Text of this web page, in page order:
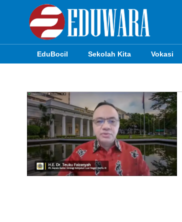
EduBocil Sekolah Kita Vokasi
Sekolah Kita
Vokasi
Kampus
Idea
Sains